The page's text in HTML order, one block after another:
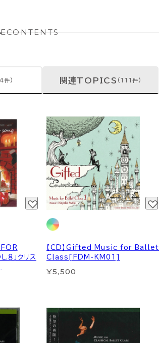
CONTENTS
件) 関連TOPICS (111件)
FOR
」クリス
【CD】Gifted Music for Ballet
Class[FDM-KM01]
¥5,500